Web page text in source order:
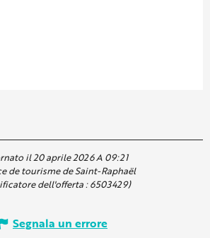
il 20 aprile 2026 A 09:21
de tourisme de Saint-Raphaël
dell'offerta :6503429)
Segnala un errore